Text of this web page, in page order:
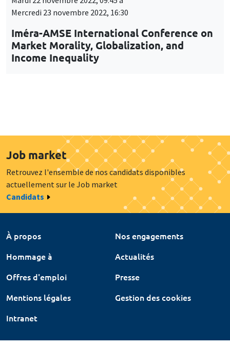
Mercredi 23 novembre 2022, 16:30
Iméra-AMSE International Conference on
Market Morality, Globalization, and
Income Inequality
Job market
Retrouvez l'ensemble de nos candidats disponibles
actuellement sur le Job market
Candidats
À propos
Nos engagements
Hommage à
Actualités
Offres d'emploi
Presse
Mentions légales
Gestion des cookies
Intranet